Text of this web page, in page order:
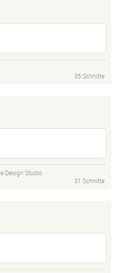
35 Schnitte
Design Studio
31 Schnitte